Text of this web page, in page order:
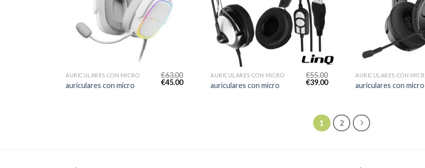
AURICULARES CON MICRO
auriculares con micro
€63.00
€45.00
AURICULARES CON MICRO
auriculares con micro
€55.00
€39.00
AURICULARES CON
auriculares con micro
1 2